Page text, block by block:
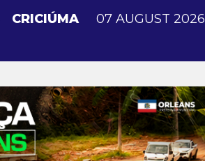
CRICIÚMA 07 AUGUST 2026